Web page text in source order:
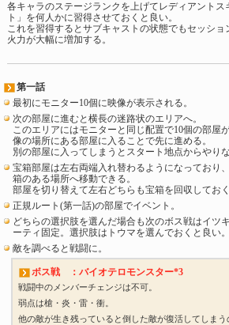
各キャラのステージランクを上げてレディアントス
ト」を何人かに習得させておくと良い。
これを習得するとサブキャストの状態でもセッショ
火力が大幅に増加する。
第一話
最初にモニター10個に映像が表示される。
次の部屋に進むと横長の迷路状のエリアへ。
このエリアにはモニターと同じ配置で10個の部屋
像の場所にある部屋に入ることで先に進める。
別の部屋に入ってしまうとスタート地点からやりな
宝箱部屋は左右両端入れ替わるようになっており
箱のある場所へ移動できる。
部屋を切り替えて左右どちらも宝箱を回収しておく
正規ルート(第一話)の部屋でイベント。
どちらの選択肢を選んだ場合も次のボス戦はイツ
ーティ固定。選択肢はトウマを選んでおくと良い。
敵を調べると戦闘に。
ボス戦 ：バイオテロモンスター*3
戦闘中のメンバーチェンジは不可。
弱点は槍・炎・雷・衝。
他の敵が生き残っていると倒した敵が復活してしま